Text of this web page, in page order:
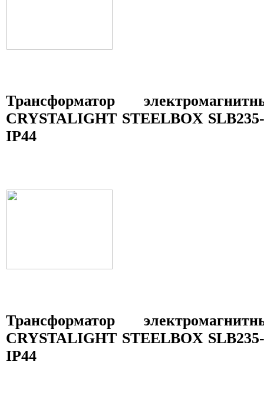
Трансформатор
CRYSTALIGHT STEELBOX
IP44
Трансформатор
CRYSTALIGHT STEELBOX
IP44